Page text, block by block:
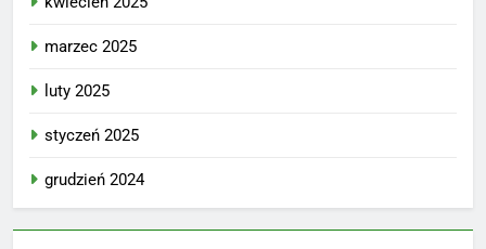
marzec 2025
luty 2025
styczeń 2025
grudzień 2024